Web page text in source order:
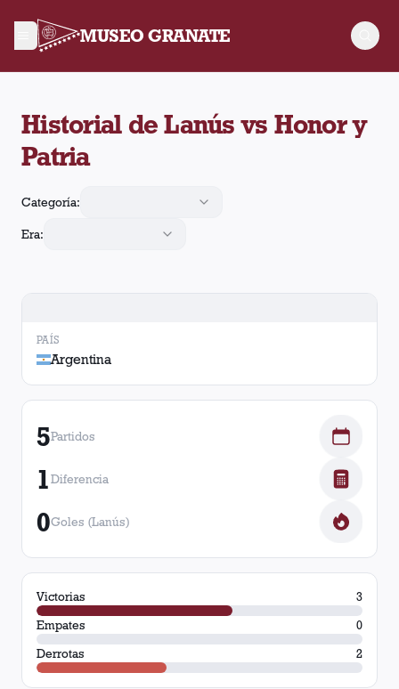
MUSEO GRANATE
Historial de Lanús vs Honor y
Patria
Categoría:
Era:
PAÍS
Argentina
5Partidos
1Diferencia
0Goles (Lanús)
Victorias
3
Empates
0
Derrotas
2